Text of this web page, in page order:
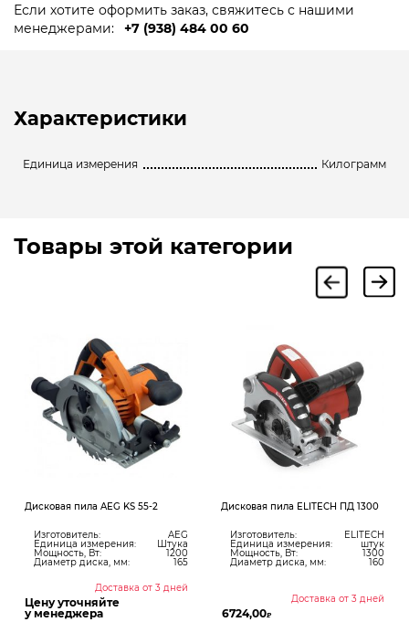
Если хотите оформить заказ, свяжитесь с нашими
менеджерами:
+7 (938) 484 00 60
Характеристики
Единица измерения Килограмм
Товары этой категории
Дисковая пила AEG KS 55-2
Изготовитель: AEG
Единица измерения: Штука
Мощность, Вт: 1200
Диаметр диска, мм: 165
Доставка от 3 дней
Цену уточняйте
у менеджера
Дисковая пила ELITECH ПД 1300
Изготовитель: ELITECH
Единица измерения: штук
Мощность, Вт: 1300
Диаметр диска, мм: 160
Доставка от 3 дней
6724,00₽